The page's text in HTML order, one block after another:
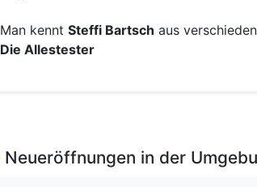
Man kennt Steffi Bartsch aus
Die Allestester
Neueröffnungen in der